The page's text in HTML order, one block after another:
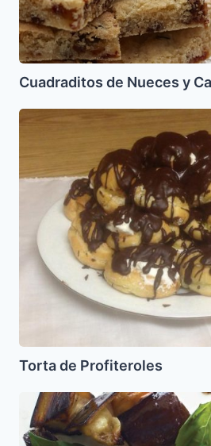
para
Pesah
Cuadraditos de Nueces y
Torta
Profiteroles
Torta de Profiteroles
Berenjenas
asadas
a